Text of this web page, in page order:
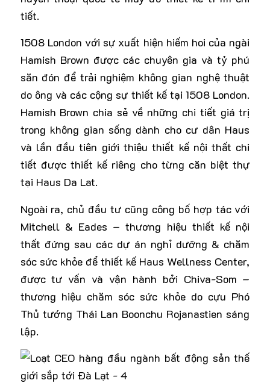
tiết.
1508 London với sự xuất hiện hiếm hoi của ngài
Hamish Brown được các chuyên gia và tỷ phú
săn đón để trải nghiệm không gian nghệ thuật
do ông và các cộng sự thiết kế tại 1508 London.
Hamish Brown chia sẻ về những chi tiết giá trị
trong không gian sống dành cho cư dân Haus
và lần đầu tiên giới thiệu thiết kế nội thất chi
tiết được thiết kế riêng cho từng căn biệt thự
tại Haus Da Lat.
Ngoài ra, chủ đầu tư cũng công bố hợp tác với
Mitchell & Eades – thương hiệu thiết kế nội
thất đứng sau các dự án nghỉ dưỡng & chăm
sóc sức khỏe để thiết kế Haus Wellness Center,
được tư vấn và vận hành bởi Chiva-Som –
thương hiệu chăm sóc sức khỏe do cựu Phó
Thủ tướng Thái Lan Boonchu Rojanastien sáng
lập.